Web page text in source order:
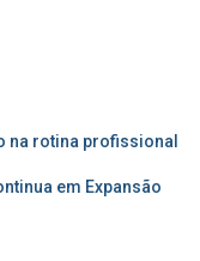
na rotina profissional
em Expansão